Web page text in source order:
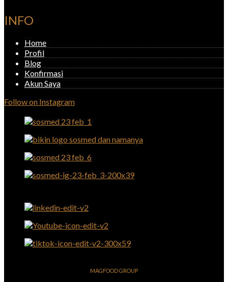
INFO
Home
Profil
Blog
Konfirmasi
Akun Saya
Follow on Instagram
MAGFOOD GROUP